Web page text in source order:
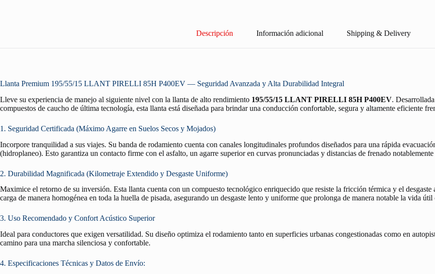
Descripción Información adicional Shipping & Delivery
Llanta Premium 195/55/15 LLANT PIRELLI 85H P400EV — Seguridad Avanzada y Alta Durabilidad Integral
Lleve su experiencia de manejo al siguiente nivel con la llanta de alto rendimiento 195/55/15 LLANT PIRELLI 85H P400EV.
compuestos de caucho de última tecnología, esta llanta está diseñada para brindar una conducción confortable, segura y altamente eficiente
1. Seguridad Certificada (Máximo Agarre en Suelos Secos y Mojados)
Incorpore tranquilidad a sus viajes. Su banda de rodamiento cuenta con canales longitudinales profundos diseñados para una rápida
(hidroplaneo). Esto garantiza un contacto firme con el asfalto, un agarre superior en curvas pronunciadas y distancias de frenado
2. Durabilidad Magnificada (Kilometraje Extendido y Desgaste Uniforme)
Maximice el retorno de su inversión. Esta llanta cuenta con un compuesto tecnológico enriquecido que resiste la fricción térmica y el
carga de manera homogénea en toda la huella de pisada, asegurando un desgaste lento y uniforme que prolonga de manera notable la vida
3. Uso Recomendado y Confort Acústico Superior
Ideal para conductores que exigen versatilidad. Su diseño optimiza el rodamiento tanto en superficies urbanas congestionadas como en
camino para una marcha silenciosa y confortable.
4. Especificaciones Técnicas y Datos de Envío: